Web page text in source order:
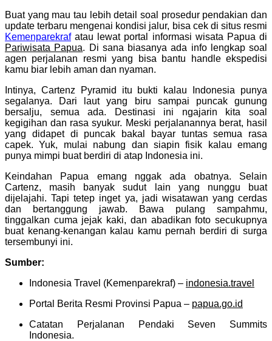
Buat yang mau tau lebih detail soal prosedur pendakian dan
update terbaru mengenai kondisi jalur, bisa cek di situs resmi
Kemenparekraf atau lewat portal informasi wisata Papua di
Pariwisata Papua. Di sana biasanya ada info lengkap soal
agen perjalanan resmi yang bisa bantu handle ekspedisi
kamu biar lebih aman dan nyaman.
Intinya, Cartenz Pyramid itu bukti kalau Indonesia punya
segalanya. Dari laut yang biru sampai puncak gunung
bersalju, semua ada. Destinasi ini ngajarin kita soal
kegigihan dan rasa syukur. Meski perjalanannya berat, hasil
yang didapet di puncak bakal bayar tuntas semua rasa
capek. Yuk, mulai nabung dan siapin fisik kalau emang
punya mimpi buat berdiri di atap Indonesia ini.
Keindahan Papua emang nggak ada obatnya. Selain
Cartenz, masih banyak sudut lain yang nunggu buat
dijelajahi. Tapi tetep inget ya, jadi wisatawan yang cerdas
dan bertanggung jawab. Bawa pulang sampahmu,
tinggalkan cuma jejak kaki, dan abadikan foto secukupnya
buat kenang-kenangan kalau kamu pernah berdiri di surga
tersembunyi ini.
Sumber:
Indonesia Travel (Kemenparekraf) – indonesia.travel
Portal Berita Resmi Provinsi Papua – papua.go.id
Catatan Perjalanan Pendaki Seven Summits
Indonesia.